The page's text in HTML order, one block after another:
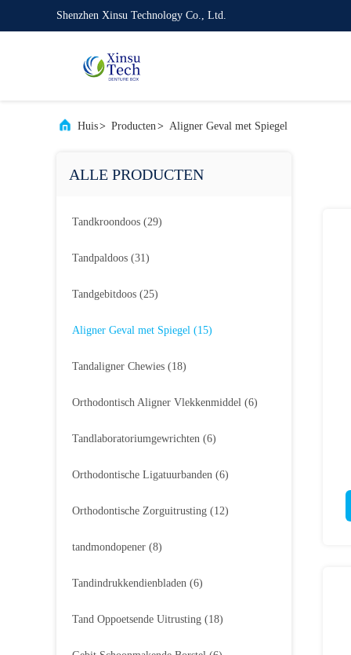
Shenzhen Xinsu Technology Co., Ltd.
Huis> Producten> Aligner Geval met Spiegel
ALLE PRODUCTEN
Tandkroondoos (29)
Tandpaldoos (31)
Tandgebitdoos (25)
Aligner Geval met Spiegel (15)
Tandaligner Chewies (18)
Orthodontisch Aligner Vlekkenmiddel (6)
Tandlaboratoriumgewrichten (6)
Orthodontische Ligatuurbanden (6)
Orthodontische Zorguitrusting (12)
tandmondopener (8)
Tandindrukkendienbladen (6)
Tand Oppoetsende Uitrusting (18)